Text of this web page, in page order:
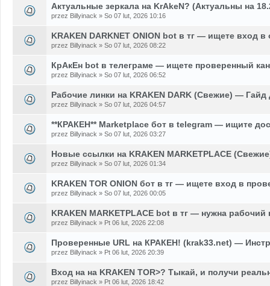
Актуальные зеркала на KrAkeN? (Актуальны на
przez Billyinack » So 07 lut, 2026 10:16
KRAKEN DARKNET ONION bot в тг — ищете вход
przez Billyinack » So 07 lut, 2026 08:22
КрАкЕн bot в телеграме — ищете проверенный
przez Billyinack » So 07 lut, 2026 06:52
Рабочие линки на KRAKEN DARK (Свежие) —
przez Billyinack » So 07 lut, 2026 04:57
**КРАКЕН** Marketplace бот в telegram — ищите
przez Billyinack » So 07 lut, 2026 03:27
Новые ссылки на KRAKEN MARKETPLACE
przez Billyinack » So 07 lut, 2026 01:34
KRAKEN TOR ONION бот в тг — ищете вход в
przez Billyinack » So 07 lut, 2026 00:05
KRAKEN MARKETPLACE bot в тг — нужна
przez Billyinack » Pt 06 lut, 2026 22:08
Проверенные URL на КРАКЕН! (krak33.net) —
przez Billyinack » Pt 06 lut, 2026 20:39
Вход на на KRAKEN TOR>? Тыкай, и получи
przez Billyinack » Pt 06 lut, 2026 18:42